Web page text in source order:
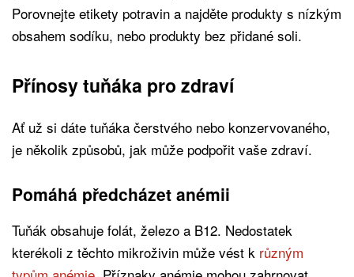
Porovnejte etikety potravin a najděte produkty s nízkým
obsahem sodíku, nebo produkty bez přidané soli.
Přínosy tuňáka pro zdraví
Ať už si dáte tuňáka čerstvého nebo konzervovaného,
je několik způsobů, jak může podpořit vaše zdraví.
Pomáhá předcházet anémii
Tuňák obsahuje folát, železo a B12. Nedostatek
kterékoli z těchto mikroživin může vést k různým